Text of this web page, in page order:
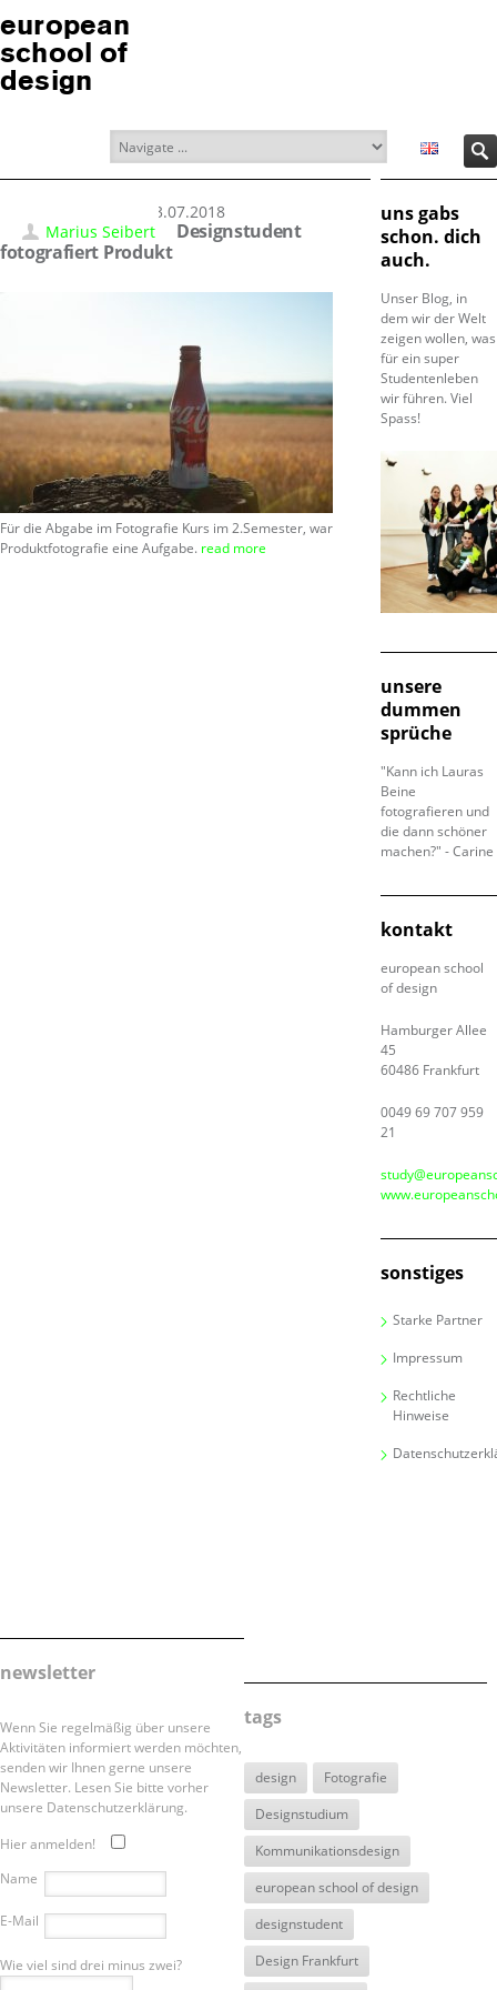
european
school of
design
03.07.2018
Marius Seibert
Designstudent
fotografiert Produkt
Für die Abgabe im Fotografie Kurs im 2.Semester, war
Produktfotografie eine Aufgabe. read more
uns gabs
schon. dich
auch.
Unser Blog, in
dem wir der Welt
zeigen wollen, was
für ein super
Studentenleben
wir führen. Viel
Spass!
unsere
dummen
sprüche
"Kann ich Lauras
Beine
fotografieren und
die dann schöner
machen?" - Carine
kontakt
european school
of design
Hamburger Allee
45
60486 Frankfurt
0049 69 707 959
21
sonstiges
Starke Partner
Impressum
Rechtliche
Hinweise
newsletter
Wenn Sie regelmäßig über unsere
Aktivitäten informiert werden möchten,
senden wir Ihnen gerne unsere
Newsletter. Lesen Sie bitte vorher
unsere Datenschutzerklärung.
Hier anmelden!
Name
E-Mail
Wie viel sind drei minus zwei?
tags
design
Fotografie
Designstudium
Kommunikationsdesign
european school of design
designstudent
Design Frankfurt